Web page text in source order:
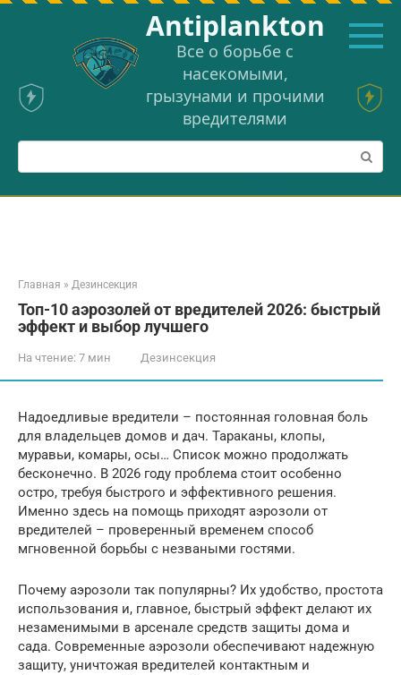
Перейти
Аntiplankton
Все о борьбе с
насекомыми,
грызунами и прочими
вредителями
Поиск:
Главная » Дезинсекция
Топ-10 аэрозолей от вредителей 2026: быстрый
эффект и выбор лучшего
На чтение: 7 мин Дезинсекция
Надоедливые вредители – постоянная головная боль
для владельцев домов и дач. Тараканы, клопы,
муравьи, комары, осы… Список можно продолжать
бесконечно. В 2026 году проблема стоит особенно
остро, требуя быстрого и эффективного решения.
Именно здесь на помощь приходят аэрозоли от
вредителей – проверенный временем способ
мгновенной борьбы с незваными гостями.
Почему аэрозоли так популярны? Их удобство, простота
использования и, главное, быстрый эффект делают их
незаменимыми в арсенале средств защиты дома и
сада. Современные аэрозоли обеспечивают надежную
защиту, уничтожая вредителей контактным и